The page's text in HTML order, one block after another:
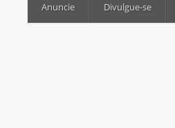
Anuncie Divulgue-se